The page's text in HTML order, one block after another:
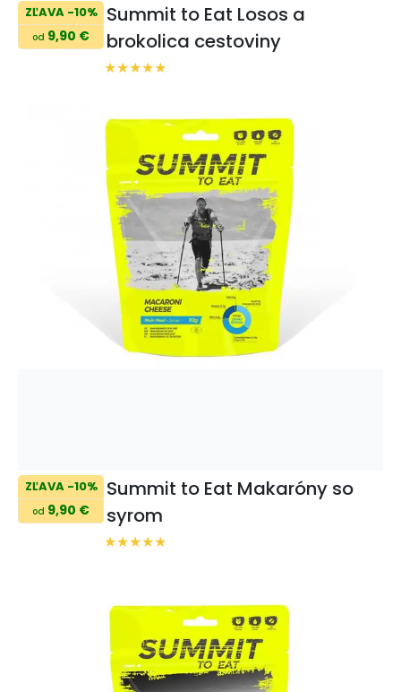
ZĽAVA -10%
od 9,90 €
Summit to Eat Losos a
brokolica cestoviny
ZĽAVA -10%
od 9,90 €
Summit to Eat Makaróny so
syrom